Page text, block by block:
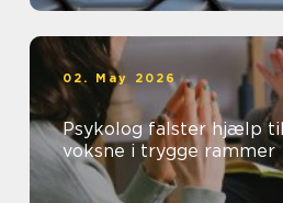
02. May 2026
Psykolog falster hjælp til børn, unge og
voksne i trygge rammer